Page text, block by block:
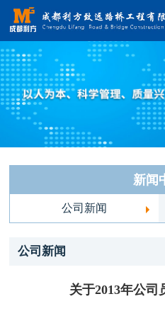
新闻
公司新闻
公司新闻
关于2013年公司